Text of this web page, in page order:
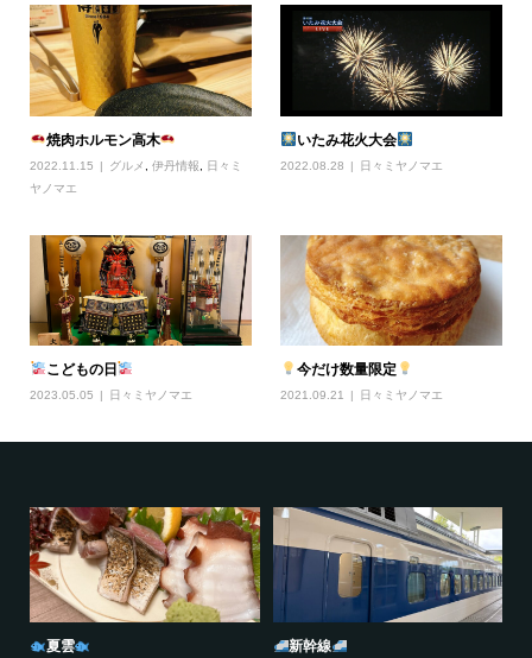
焼肉ホルモン高木
2022.11.15 グルメ 伊丹情報
日々ミ
ヤノマエ
いたみ花火大会
2022.08.28 日々ミヤノマエ
こどもの日
2023.05.05 日々ミヤノマエ
今だけ数量限定
2021.09.21 日々ミヤノマエ
おすそわけ びすとろどあ